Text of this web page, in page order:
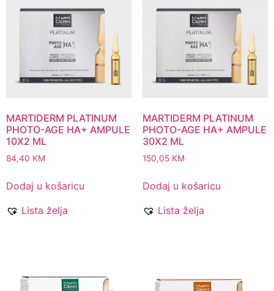
MARTIDERM PLATINUM
PHOTO-AGE HA+ AMPULE
10X2 ML
84,40 KM
Dodaj u košaricu
Lista želja
MARTIDERM PLATINUM
PHOTO-AGE HA+ AMPULE
30X2 ML
150,05 KM
Dodaj u košaricu
Lista želja